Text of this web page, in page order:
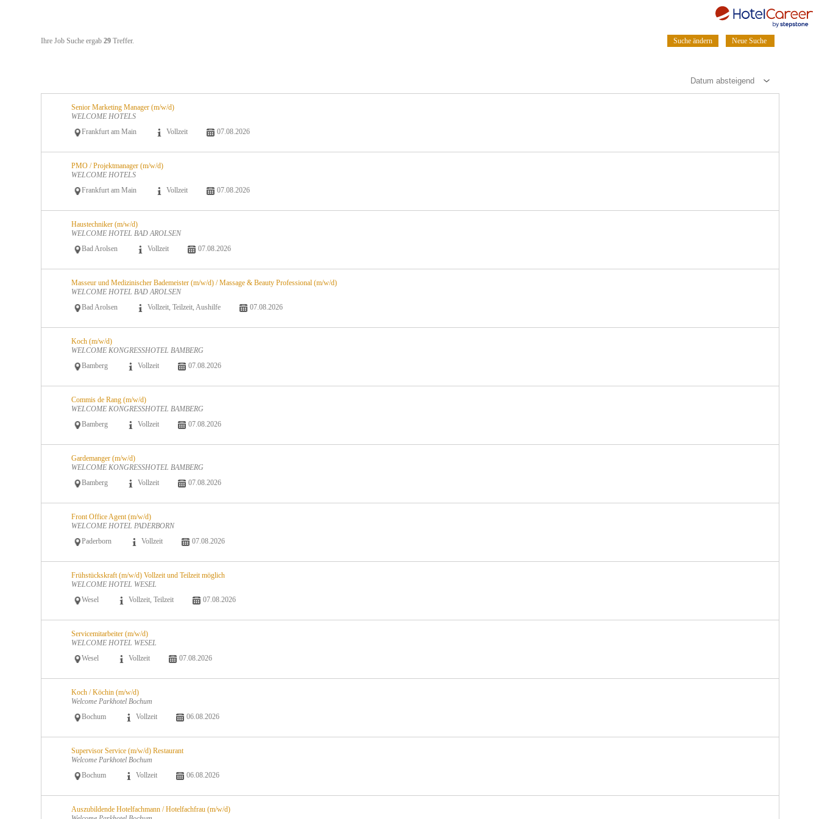
Ihre Job Suche ergab29 Treffer. Suche ändern Neue Suche
Senior Marketing Manager (m/w/d)
WELCOME HOTELS
Frankfurt am Main
Vollzeit 07.08.2026
PMO / Projektmanager (m/w/d)
WELCOME HOTELS
Frankfurt am Main
Vollzeit 07.08.2026
Haustechniker (m/w/d)
WELCOME HOTEL BAD AROLSEN
Bad Arolsen
Vollzeit 07.08.2026
Masseur und Medizinischer Bademeister (m/w/d) / Massage & Beauty Professional (m/w/d)
WELCOME HOTEL BAD AROLSEN
Bad Arolsen
Vollzeit, Teilzeit, Aushilfe 07.08.2026
Koch (m/w/d)
WELCOME KONGRESSHOTEL BAMBERG
Bamberg
Vollzeit 07.08.2026
Commis de Rang (m/w/d)
WELCOME KONGRESSHOTEL BAMBERG
Bamberg
Vollzeit 07.08.2026
Gardemanger (m/w/d)
WELCOME KONGRESSHOTEL BAMBERG
Bamberg
Vollzeit 07.08.2026
Front Office Agent (m/w/d)
WELCOME HOTEL PADERBORN
Paderborn
Vollzeit 07.08.2026
Frühstückskraft (m/w/d) Vollzeit und Teilzeit möglich
WELCOME HOTEL WESEL
Wesel
Vollzeit, Teilzeit 07.08.2026
Servicemitarbeiter (m/w/d)
WELCOME HOTEL WESEL
Wesel
Vollzeit 07.08.2026
Koch / Köchin (m/w/d)
Welcome Parkhotel Bochum
Bochum
Vollzeit 06.08.2026
Supervisor Service (m/w/d) Restaurant
Welcome Parkhotel Bochum
Bochum
Vollzeit 06.08.2026
Auszubildende Hotelfachmann / Hotelfachfrau (m/w/d)